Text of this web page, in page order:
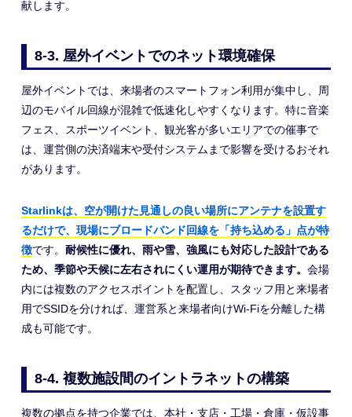
献します。
8-3. 屋外イベントでのネット環境確保
屋外イベントでは、来場者のスマートフォン利用が集中し、周
辺のモバイル回線が混雑で低速化しやすくなります。特に音楽
フェス、スポーツイベント、観光客が多いエリアでの催事で
は、運営側の決済端末や受付システムまで影響を受けるおそれ
があります。
Starlinkは、空が開けた見通しの良い場所にアンテナを設置す
るだけで、現場にブロードバンド回線を「持ち込める」点が特
徴です。 耐候性に優れ、雨や雪、強風にも対応した設計である
ため、季節や天候に左右されにくい運用が期待できます。 会場
内には複数のアクセスポイントを配置し、スタッフ用と来場者
用でSSIDを分ければ、運営系と来場者向けWi-Fiを分離した構
成も可能です。
8-4. 複数施設間のイントラネットの構築
複数の拠点を持つ企業では、本社・支店・工場・倉庫・仮設事